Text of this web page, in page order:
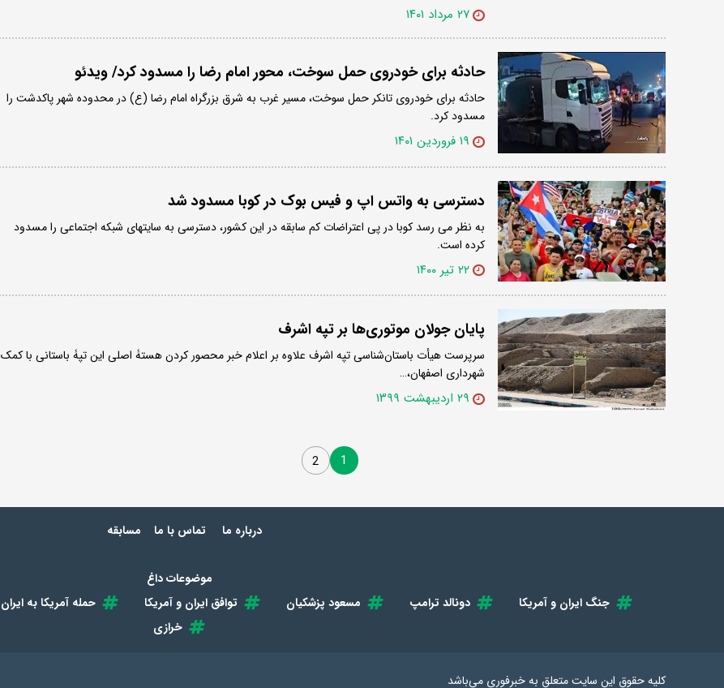
۲۷ مرداد ۱۴۰۱
حادثه برای خودروی حمل سوخت، محور امام رضا را مسدود کرد/ ویدئو
حادثه برای خودروی تانکر حمل سوخت، مسیر غرب به شرق بزرگراه امام رضا (ع) در محدوده شهر پاکدشت را
مسدود کرد.
۱۹ فروردین ۱۴۰۱
دسترسی به واتس اپ و فیس بوک در کوبا مسدود شد
به نظر می رسد کوبا در پی اعتراضات کم سابقه در این کشور، دسترسی به سایتهای شبکه اجتماعی را مسدود
کرده است.
۲۲ تیر ۱۴۰۰
پایان جولان موتوری‌ها بر تپه اشرف
سرپرست هیأت باستان‌شناسی تپه اشرف علاوه بر اعلام خبر محصور کردن هستۀ اصلی این تپۀ باستانی با کمک
شهرداری اصفهان،…
۲۹ اردیبهشت ۱۳۹۹
1
2
درباره ما تماس با ما مسابقه
موضوعات داغ
جنگ ایران و آمریکا
دونالد ترامپ مسعود پزشکیان توافق ایران و آمریکا حمله آمریکا به ایران
خرازی
کلیه حقوق این سایت متعلق بهخبرفوری می‌باشد